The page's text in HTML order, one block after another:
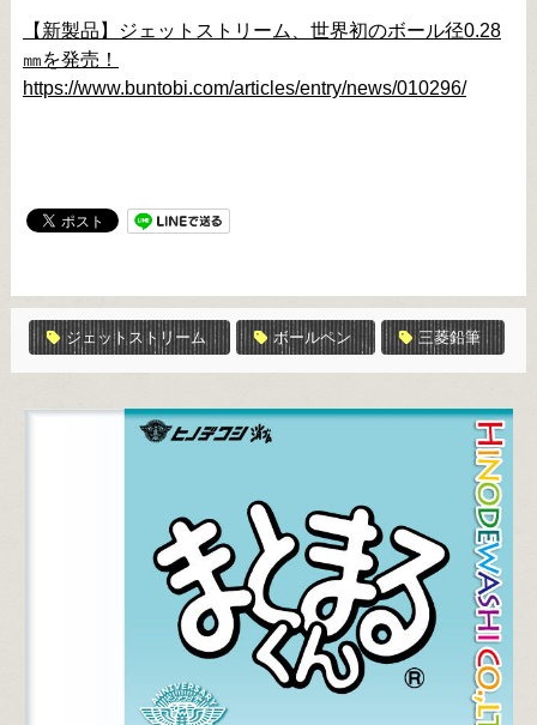
【新製品】ジェットストリーム、世界初のボール径0.28
㎜を発売！
https://www.buntobi.com/articles/entry/news/010296/
ジェットストリーム ボールペン 三菱鉛筆